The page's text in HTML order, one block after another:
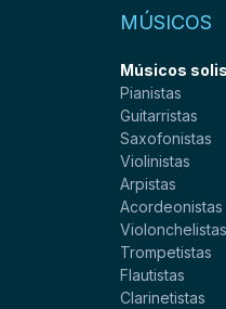
MÚSICOS
Músicos
Pianistas
Guitarristas
Saxofonistas
Violinistas
Arpistas
Acordeonistas
Violonchelistas
Trompetistas
Flautistas
Clarinetistas